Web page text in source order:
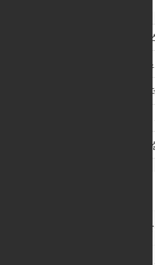
스
클래스 스킬 영
직업게시판 이